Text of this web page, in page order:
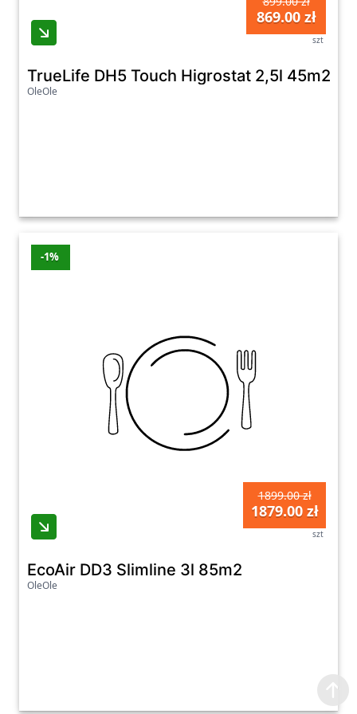
869.00 zł
szt
TrueLife DH5 Touch Higrostat 2,5l 45m2
OleOle
-1%
1899.00 zł
1879.00 zł
szt
EcoAir DD3 Slimline 3l 85m2
OleOle